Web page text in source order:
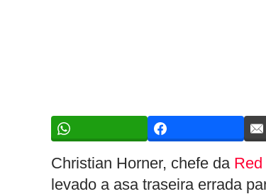
Christian Horner, chefe da
levado a asa traseira errada